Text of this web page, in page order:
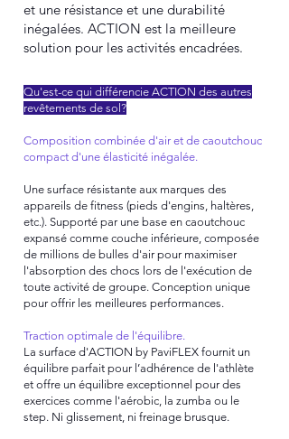
et une résistance et une durabilité
inégalées. ACTION est la meilleure
solution pour les activités encadrées.
Qu'est-ce qui différencie ACTION des autres
revêtements de sol?
Composition combinée d'air et de caoutchouc
compact d'une élasticité inégalée.
Une surface résistante aux marques des
appareils de fitness (pieds d'engins, haltères,
etc.). Supporté par une base en caoutchouc
expansé comme couche inférieure, composée
de millions de bulles d'air pour maximiser
l'absorption des chocs lors de l'exécution de
toute activité de groupe. Conception unique
pour offrir les meilleures performances.
Traction optimale de l'équilibre.
La surface d'ACTION by PaviFLEX fournit un
équilibre parfait pour l’adhérence de l'athlète
et offre un équilibre exceptionnel pour des
exercices comme l'aérobic, la zumba ou le
step. Ni glissement, ni freinage brusque.